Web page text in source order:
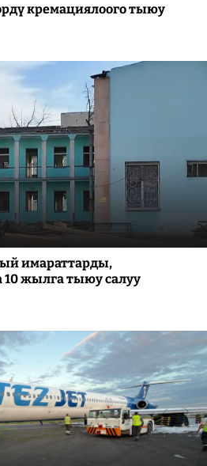
кремациялоого тыюу
имараттарды,
10 жылга тыюу салуу